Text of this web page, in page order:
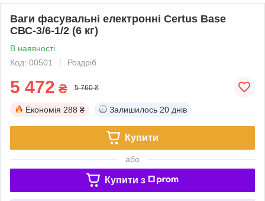
Ваги фасувальні електронні Certus Base
СВС-3/6-1/2 (6 кг)
В наявності
Код: 00501
Роздріб
5 472 ₴ 5 760 ₴
Економія 288 ₴ Залишилось 20 днів
Купити
або
Купити з